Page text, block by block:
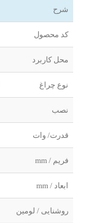
شرح
کد محصول
محل کاربرد
نوع چراغ
نصب
قدرت/ وات
فریم / mm
ابعاد / mm
روشنایی / لومین